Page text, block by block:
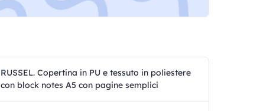
RUSSEL. Copertina in PU e tessuto in poliestere
con block notes A5 con pagine semplici